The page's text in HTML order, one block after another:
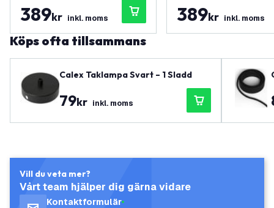
389kr inkl. moms 389kr inkl. moms
Köps ofta tillsammans
Calex Taklampa Svart – 1 Sladd
79kr inkl. moms
Vill du veta mer?
Vårt team hjälper dig gärna vidare
Kontaktformulär